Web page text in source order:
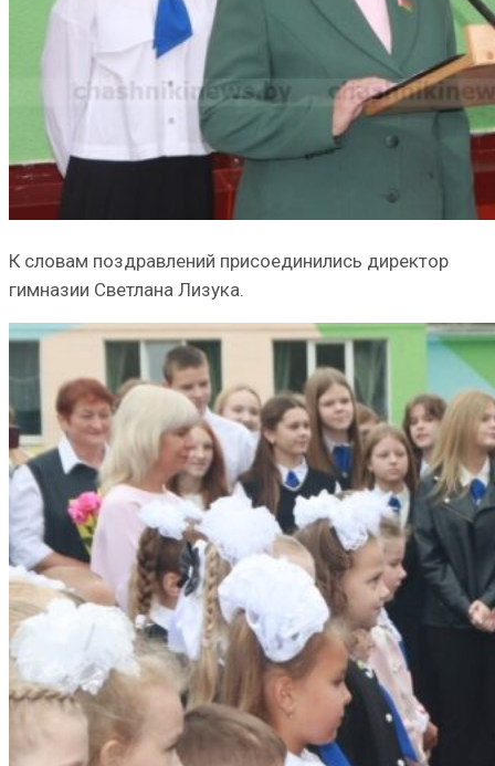
К словам поздравлений присоединились директор
гимназии Светлана Лизука.